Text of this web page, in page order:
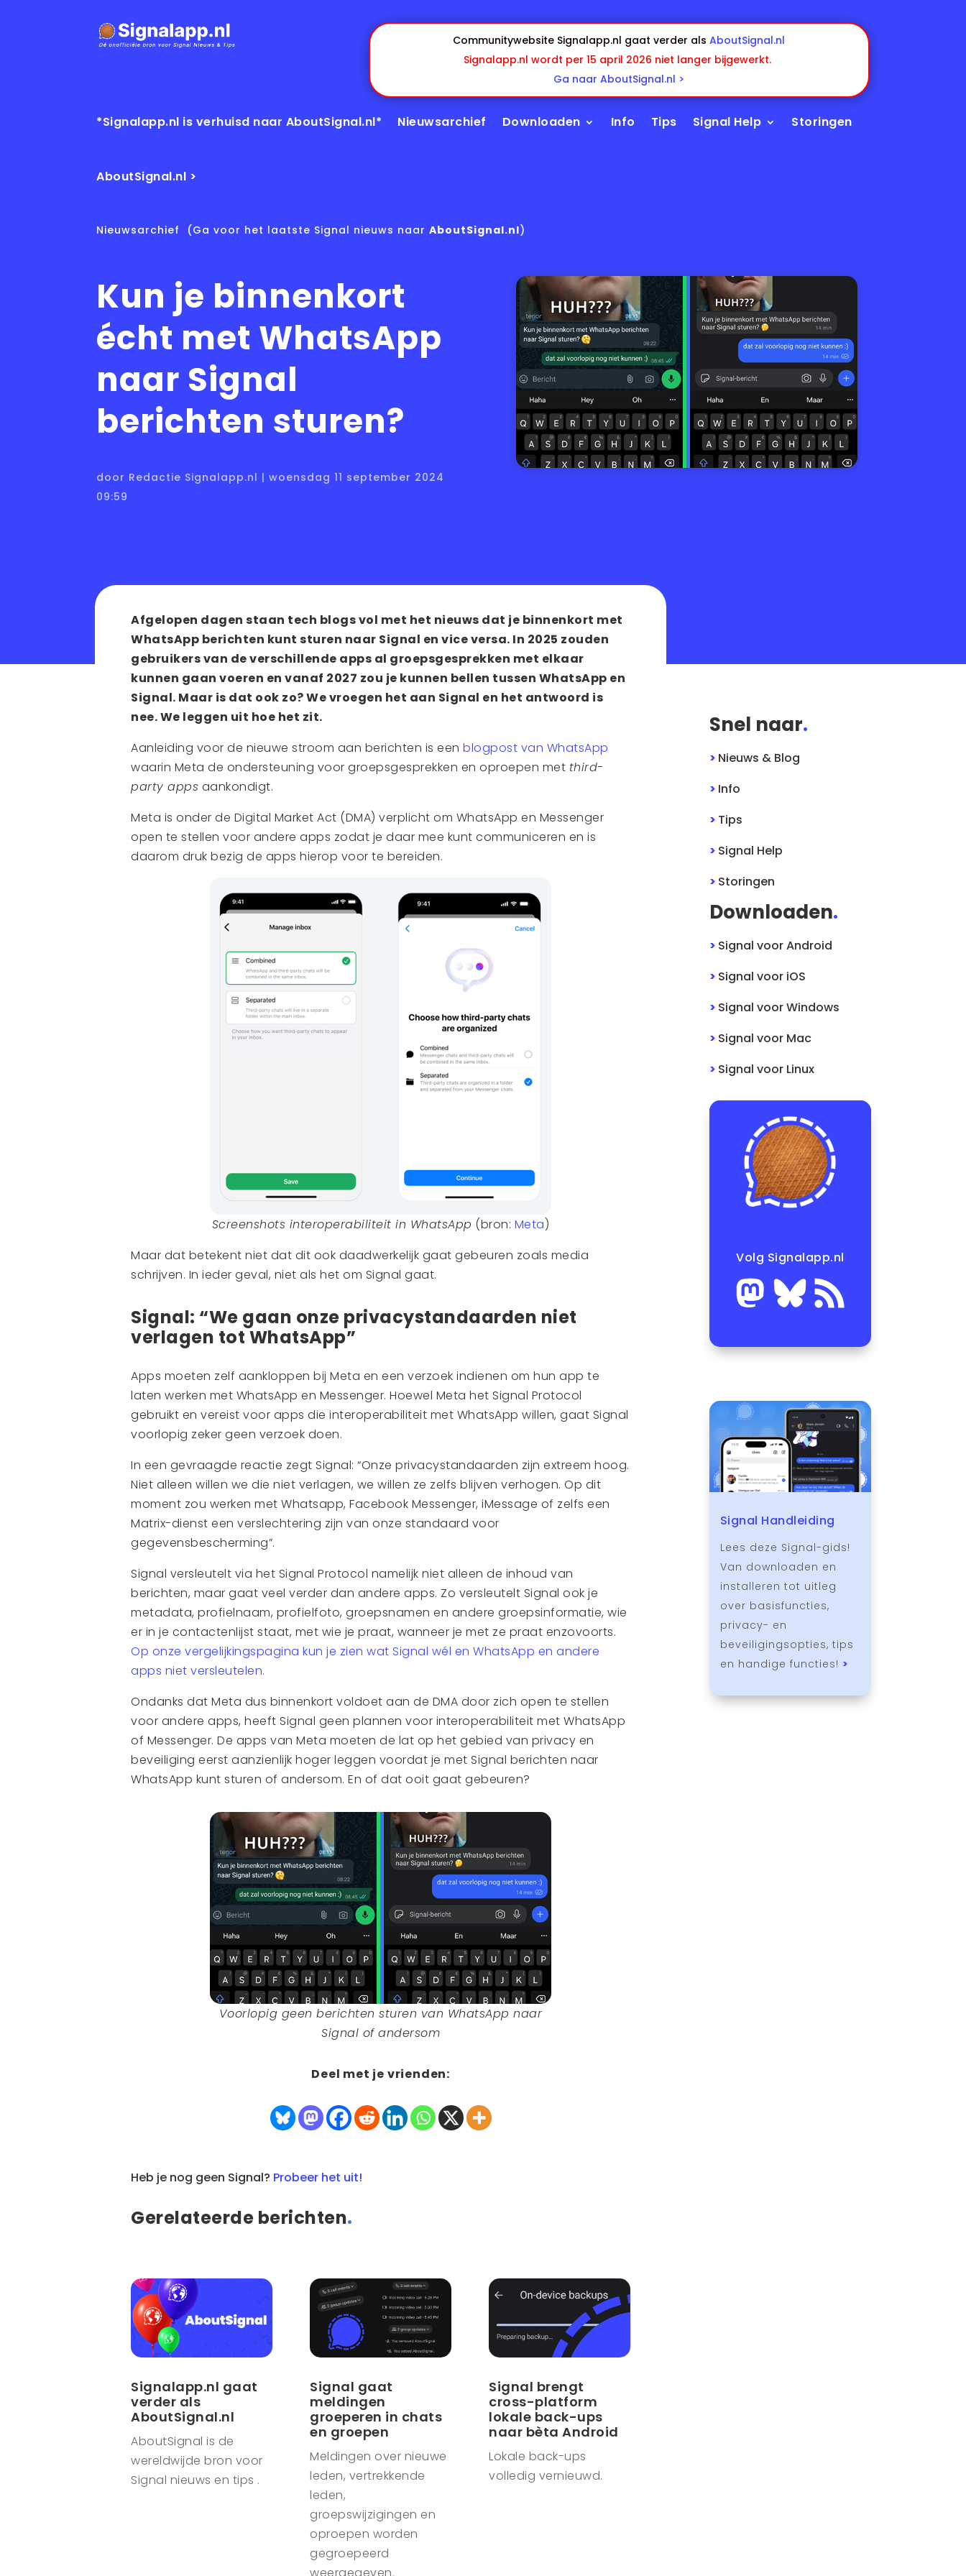
Communitywebsite Signalapp.nl gaat verder alsAboutSignal.nl
Signalapp.nl wordt per 15 april 2026 niet langer bijgewerkt.
Ga naar AboutSignal.nl >
*Signalapp.nl is verhuisd naar AboutSignal.nl* Nieuwsarchief Downloaden Info Tips Signal Help Storingen
AboutSignal.nl >
Nieuwsarchief (Ga voor het laatste Signal nieuws naarAboutSignal.nl)
Kun je binnenkort
écht met WhatsApp
naar Signal
berichten sturen?
door Redactie Signalapp.nl | woensdag 11 september 2024
09:59
Afgelopen dagen staan tech blogs vol met het nieuws dat je binnenkort met
WhatsApp berichten kunt sturen naar Signal en vice versa. In 2025 zouden
gebruikers van de verschillende apps al groepsgesprekken met elkaar
kunnen gaan voeren en vanaf 2027 zou je kunnen bellen tussen WhatsApp en
Signal. Maar is dat ook zo? We vroegen het aan Signal en het antwoord is
nee. We leggen uit hoe het zit.
Aanleiding voor de nieuwe stroom aan berichten is een blogpost van WhatsApp
waarin Meta de ondersteuning voor groepsgesprekken en oproepen met third-
party apps aankondigt.
Meta is onder de Digital Market Act (DMA) verplicht om WhatsApp en Messenger
open te stellen voor andere apps zodat je daar mee kunt communiceren en is
daarom druk bezig de apps hierop voor te bereiden.
Screenshots interoperabiliteit in WhatsApp (bron: Meta)
Maar dat betekent niet dat dit ook daadwerkelijk gaat gebeuren zoals media
schrijven. In ieder geval, niet als het om Signal gaat.
Signal: “We gaan onze privacystandaarden niet
verlagen tot WhatsApp”
Apps moeten zelf aankloppen bij Meta en een verzoek indienen om hun app te
laten werken met WhatsApp en Messenger. Hoewel Meta het Signal Protocol
gebruikt en vereist voor apps die interoperabiliteit met WhatsApp willen, gaat Signal
voorlopig zeker geen verzoek doen.
In een gevraagde reactie zegt Signal: “Onze privacystandaarden zijn extreem hoog.
Niet alleen willen we die niet verlagen, we willen ze zelfs blijven verhogen. Op dit
moment zou werken met Whatsapp, Facebook Messenger, iMessage of zelfs een
Matrix-dienst een verslechtering zijn van onze standaard voor
gegevensbescherming”.
Signal versleutelt via het Signal Protocol namelijk niet alleen de inhoud van
berichten, maar gaat veel verder dan andere apps. Zo versleutelt Signal ook je
metadata, profielnaam, profielfoto, groepsnamen en andere groepsinformatie, wie
er in je contactenlijst staat, met wie je praat, wanneer je met ze praat enzovoorts.
Op onze vergelijkingspagina kun je zien wat Signal wél en WhatsApp en andere
apps niet versleutelen.
Ondanks dat Meta dus binnenkort voldoet aan de DMA door zich open te stellen
voor andere apps, heeft Signal geen plannen voor interoperabiliteit met WhatsApp
of Messenger. De apps van Meta moeten de lat op het gebied van privacy en
beveiliging eerst aanzienlijk hoger leggen voordat je met Signal berichten naar
WhatsApp kunt sturen of andersom. En of dat ooit gaat gebeuren?
Voorlopig geen berichten sturen van WhatsApp naar
Signal of andersom
Deel met je vrienden:
Heb je nog geen Signal? Probeer het uit!
Gerelateerde berichten.
Signalapp.nl gaat
verder als
AboutSignal.nl
AboutSignal is de
wereldwijde bron voor
Signal nieuws en tips .
Signal gaat
meldingen
groeperen in chats
en groepen
Meldingen over nieuwe
leden, vertrekkende
leden,
groepswijzigingen en
oproepen worden
gegroepeerd
Signal brengt
cross-platform
lokale back-ups
naar bèta Android
Lokale back-ups
volledig vernieuwd.
Snel naar.
> Nieuws & Blog
> Info
> Tips
> Signal Help
> Storingen
Downloaden.
> Signal voorAndroid
> Signal voor iOS
> Signal voorWindows
> Signal voor Mac
> Signal voor Linux
Volg Signalapp.nl
Signal Handleiding
Lees deze Signal-gids!
Van downloaden en
installeren tot uitleg
over basisfuncties,
privacy- en
beveiligingsopties, tips
en handige functies! >